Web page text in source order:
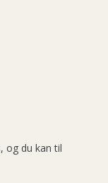
og du kan til